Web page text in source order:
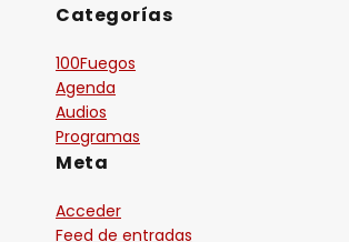
Categorías
100Fuegos
Agenda
Audios
Programas
Meta
Acceder
Feed de entradas